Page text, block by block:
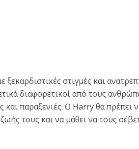
ξεκαρδιστικές στιγμές και
διαφορετικοί από τους
και παραξενιές. Ο Harry θα πρέπει
τους και να μάθει να τους